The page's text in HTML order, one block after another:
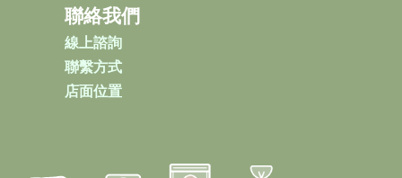
聯絡我們
線上諮詢
聯繫方式
店面位置